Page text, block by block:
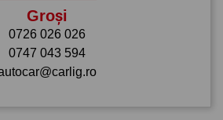
Groși
0726 026 026
0747 043 594